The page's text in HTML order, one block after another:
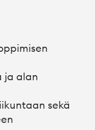
ja alan
sekä